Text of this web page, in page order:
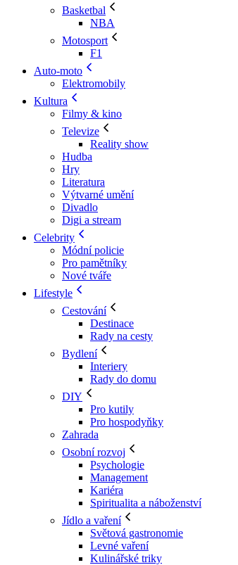
Basketbal
NBA
Motosport
F1
Auto-moto
Elektromobily
Kultura
Filmy & kino
Televize
Reality show
Hudba
Hry
Literatura
Výtvarné umění
Divadlo
Digi a stream
Celebrity
Módní policie
Pro pamětníky
Nové tváře
Lifestyle
Cestování
Destinace
Rady na cesty
Bydlení
Interiery
Rady do domu
DIY
Pro kutily
Pro hospodyňky
Zahrada
Osobní rozvoj
Psychologie
Management
Kariéra
Spiritualita a náboženství
Jídlo a vaření
Světová gastronomie
Levné vaření
Kulinářské triky